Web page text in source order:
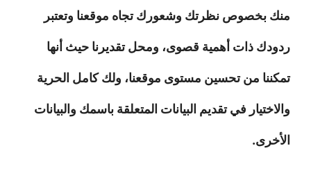
منك بخصوص نظرتك وشعورك تجاه موقعنا وتعتبر
ردودك ذات أهمية قصوى، ومحل تقديرنا حيث أنها
تمكننا من تحسين مستوى موقعنا، ولك كامل الحرية
والاختيار في تقديم البيانات المتعلقة باسمك والبيانات
الأخرى.